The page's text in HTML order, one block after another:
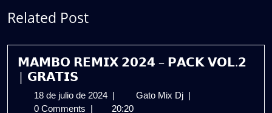
Related Post
𝗠𝗔𝗠𝗕𝗢 𝗥𝗘𝗠𝗜𝗫 𝟮𝟬𝟮𝟰 – 𝗣𝗔𝗖𝗞 𝗩𝗢𝗟.𝟮
| 𝗚𝗥𝗔𝗧𝗜𝗦
18 de julio de 2024 18
de
| Gato Mix Dj 𝗠𝗔𝗠𝗕𝗢
|
0 Comments | 20:20